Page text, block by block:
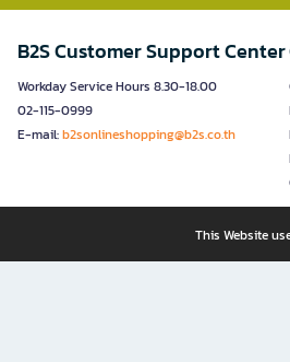
B2S Customer Support Center
Workday Service Hours 8.30-18.00
02-115-0999
E-mail:b2sonlineshopping@b2s.co.th
This Website